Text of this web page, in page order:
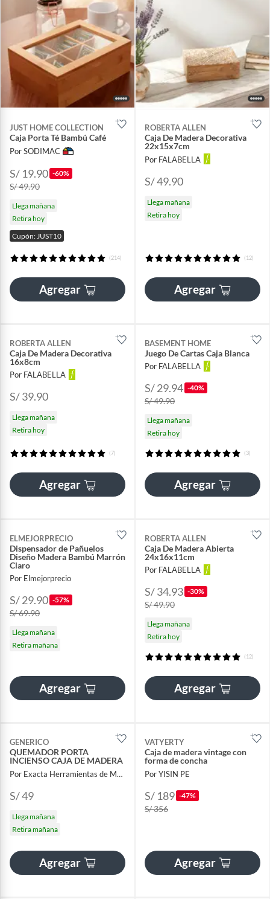
JUST HOME COLLECTION
Caja Porta Té Bambú Café
Por SODIMAC
S/ 19.90 -60%
S/ 49.90
Llega mañana
Retira hoy
Cupón: JUST10
(214)
Agregar
ROBERTA ALLEN
Caja De Madera Decorativa
22x15x7cm
Por FALABELLA
S/ 49.90
Llega mañana
Retira hoy
(12)
Agregar
ROBERTA ALLEN
Caja De Madera Decorativa
16x8cm
Por FALABELLA
S/ 39.90
Llega mañana
Retira hoy
(7)
Agregar
BASEMENT HOME
Juego De Cartas Caja Blanca
Por FALABELLA
S/ 29.94 -40%
S/ 49.90
Llega mañana
Retira hoy
(3)
Agregar
ELMEJORPRECIO
Dispensador de Pañuelos
Diseño Madera Bambú Marrón
Claro
Por Elmejorprecio
S/ 29.90 -57%
S/ 69.90
Llega mañana
Retira mañana
Agregar
ROBERTA ALLEN
Caja De Madera Abierta
24x16x11cm
Por FALABELLA
S/ 34.93 -30%
S/ 49.90
Llega mañana
Retira hoy
(12)
Agregar
GENERICO
QUEMADOR PORTA
INCIENSO CAJA DE MADERA
Por Exacta Herramientas de Medicion
S/ 49
Llega mañana
Retira mañana
Agregar
VATYERTY
Caja de madera vintage con
forma de concha
Por YISIN PE
S/ 189 -47%
S/ 356
Agregar